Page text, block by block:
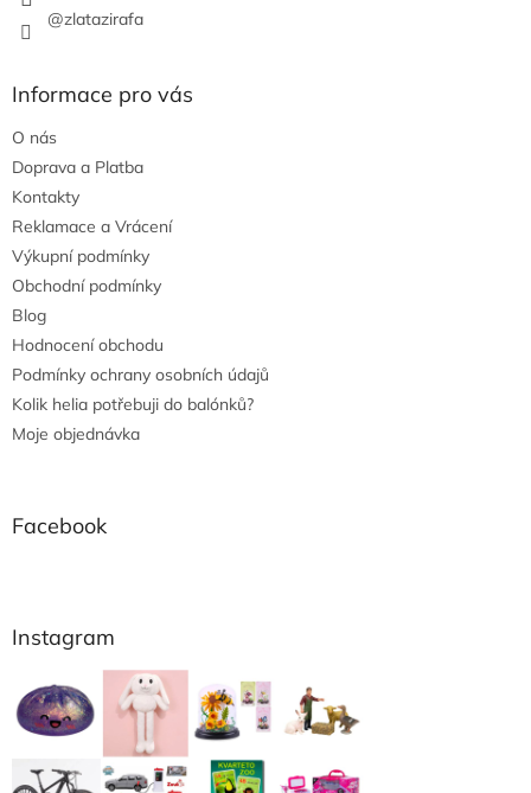
@zlatazirafa
Informace pro vás
O nás
Doprava a Platba
Kontakty
Reklamace a Vrácení
Výkupní podmínky
Obchodní podmínky
Blog
Hodnocení obchodu
Podmínky ochrany osobních údajů
Kolik helia potřebuji do balónků?
Moje objednávka
Facebook
Instagram